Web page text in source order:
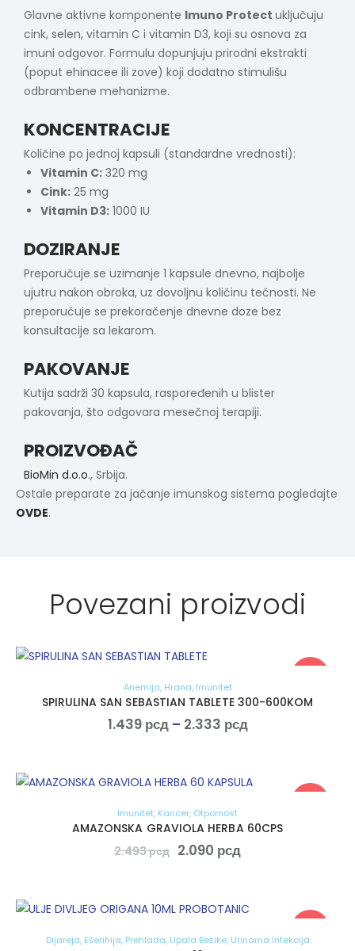
Glavne aktivne komponente Imuno Protect uključuju
cink, selen, vitamin C i vitamin D3, koji su osnova za
imuni odgovor. Formulu dopunjuju prirodni ekstrakti
(poput ehinacee ili zove) koji dodatno stimulišu
odbrambene mehanizme.
KONCENTRACIJE
Količine po jednoj kapsuli (standardne vrednosti):
Vitamin C: 320 mg
Cink: 25 mg
Vitamin D3: 1000 IU
DOZIRANJE
Preporučuje se uzimanje 1 kapsule dnevno, najbolje
ujutru nakon obroka, uz dovoljnu količinu tečnosti. Ne
preporučuje se prekoračenje dnevne doze bez
konsultacije sa lekarom.
PAKOVANJE
Kutija sadrži 30 kapsula, raspoređenih u blister
pakovanja, što odgovara mesečnoj terapiji.
PROIZVOĐAČ
BioMin d.o.o., Srbija.
Ostale preparate za jačanje imunskog sistema pogledajte
OVDE.
Povezani proizvodi
Anemija, Hrana, Imunitet
SPIRULINA SAN SEBASTIAN TABLETE 300-600KOM
1.439 рсд – 2.333 рсд
Imunitet, Kancer, Otpornost
AMAZONSKA GRAVIOLA HERBA 60CPS
2.493рсд 2.090 рсд
Dijareja, Ešerihija, Prehlada, Upala Bešike, Urinarna Infekcija